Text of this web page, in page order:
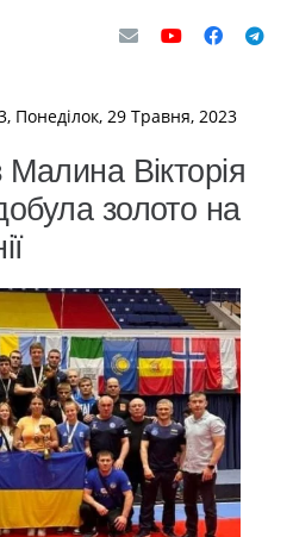
Понеділок, 29 Травня, 2023
Вікторія
золото на